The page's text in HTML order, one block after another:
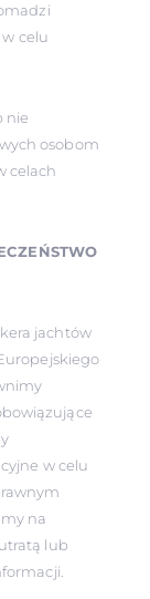
celu
nie
osobom
celach
jachtów
w celu
na
lub